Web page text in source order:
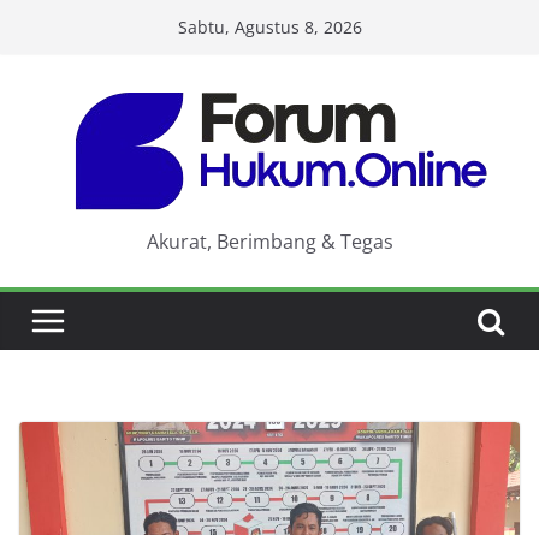
Sabtu, Agustus 8, 2026
Akurat, Berimbang & Tegas